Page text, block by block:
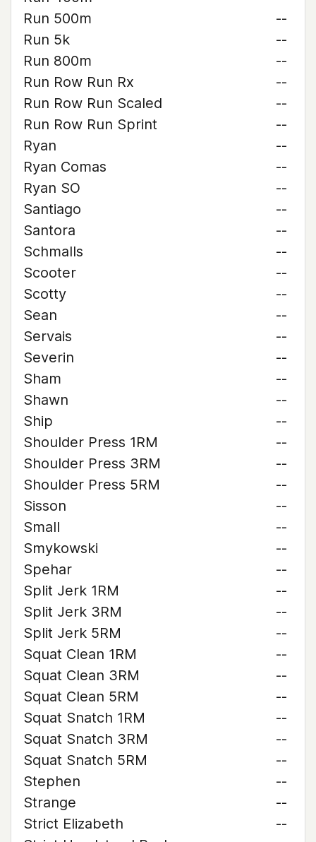
Run 500m
--
Run 5k
--
Run 800m
--
Run Row Run Rx
--
Run Row Run Scaled
--
Run Row Run Sprint
--
Ryan
--
Ryan Comas
--
Ryan SO
--
Santiago
--
Santora
--
Schmalls
--
Scooter
--
Scotty
--
Sean
--
Servais
--
Severin
--
Sham
--
Shawn
--
Ship
--
Shoulder Press 1RM
--
Shoulder Press 3RM
--
Shoulder Press 5RM
--
Sisson
--
Small
--
Smykowski
--
Spehar
--
Split Jerk 1RM
--
Split Jerk 3RM
--
Split Jerk 5RM
--
Squat Clean 1RM
--
Squat Clean 3RM
--
Squat Clean 5RM
--
Squat Snatch 1RM
--
Squat Snatch 3RM
--
Squat Snatch 5RM
--
Stephen
--
Strange
--
Strict Elizabeth
--